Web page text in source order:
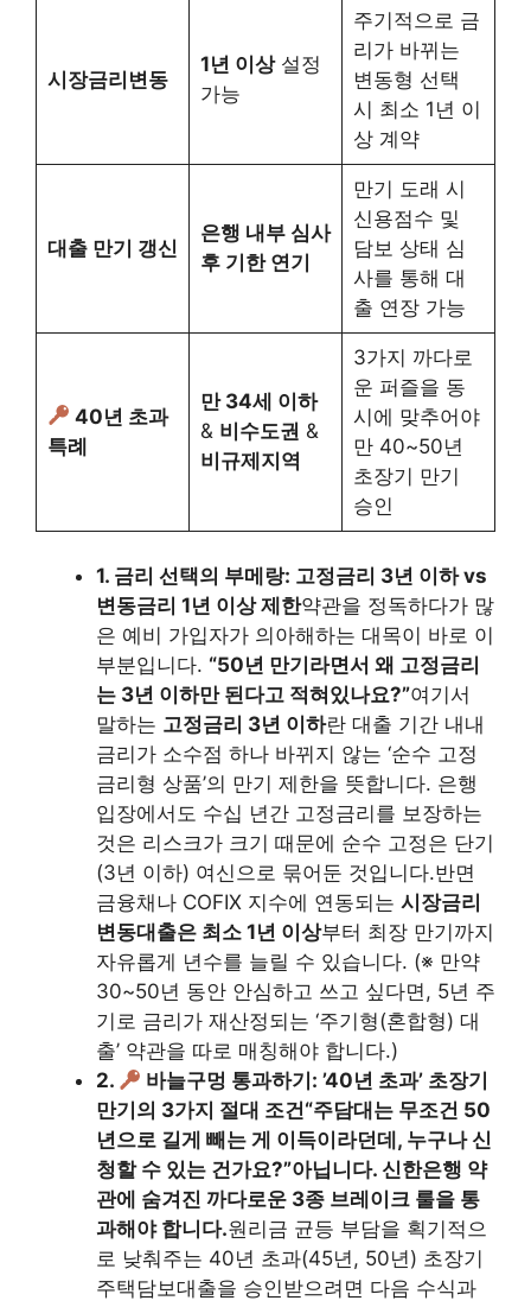
시장금리변동
1년 이상설정
가능
주기적으로 금
리가 바뀌는
변동형 선택
시 최소 1년 이
상 계약
대출 만기 갱신
은행 내부 심사
후 기한 연기
만기 도래 시
신용점수 및
담보 상태 심
사를 통해 대
출 연장 가능
40년 초과
특례
만 34세 이하
& 비수도권 &
비규제지역
3가지 까다로
운 퍼즐을 동
시에 맞추어야
만 40~50년
초장기 만기
승인
1. 금리 선택의 부메랑: 고정금리 3년 이하 vs
변동금리 1년 이상 제한약관을 정독하다가 많
은 예비 가입자가 의아해하는 대목이 바로 이
부분입니다. “50년 만기라면서 왜 고정금리
는 3년 이하만 된다고 적혀있나요?”여기서
말하는 고정금리 3년 이하란 대출 기간 내내
금리가 소수점 하나 바뀌지 않는 ‘순수 고정
금리형 상품’의 만기 제한을 뜻합니다. 은행
입장에서도 수십 년간 고정금리를 보장하는
것은 리스크가 크기 때문에 순수 고정은 단기
(3년 이하) 여신으로 묶어둔 것입니다.반면
금융채나 COFIX 지수에 연동되는 시장금리
변동대출은 최소 1년 이상부터 최장 만기까지
자유롭게 년수를 늘릴 수 있습니다. (※ 만약
30~50년 동안 안심하고 쓰고 싶다면, 5년 주
기로 금리가 재산정되는 ‘주기형(혼합형) 대
출’ 약관을 따로 매칭해야 합니다.)
2.
바늘구멍 통과하기: ’40년 초과’ 초장기
만기의 3가지 절대 조건“주담대는 무조건 50
년으로 길게 빼는 게 이득이라던데, 누구나 신
청할 수 있는 건가요?”아닙니다. 신한은행 약
관에 숨겨진 까다로운 3종 브레이크 룰을 통
과해야 합니다.원리금 균등 부담을 획기적으
로 낮춰주는 40년 초과(45년, 50년) 초장기
주택담보대출을 승인받으려면 다음 수식과